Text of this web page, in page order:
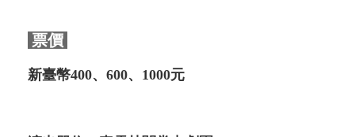
票價
新臺幣400、600、1000元